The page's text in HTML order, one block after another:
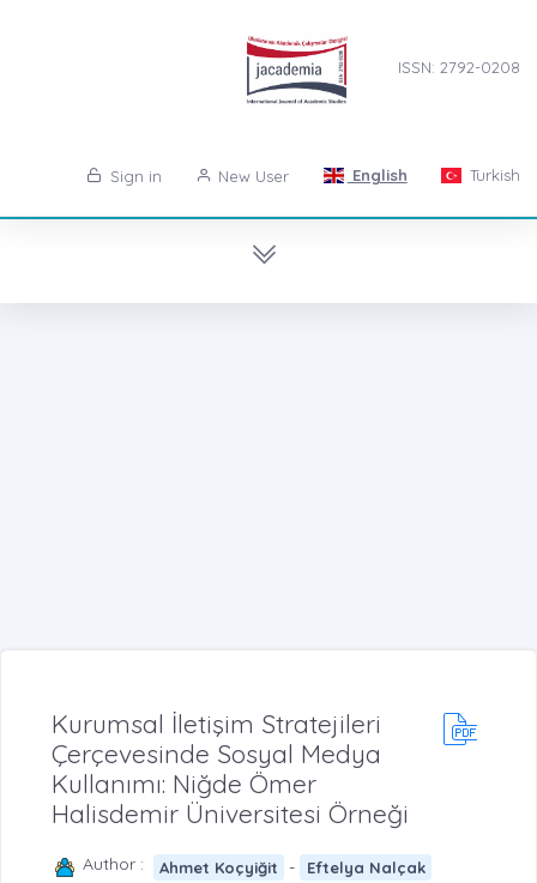
ISSN: 2792-0208
Sign in New User English Turkish
Kurumsal İletişim Stratejileri
Çerçevesinde Sosyal Medya
Kullanımı: Niğde Ömer
Halisdemir Üniversitesi Örneği
Author : Ahmet Koçyiğit - Eftelya Nalçak